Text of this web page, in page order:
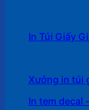
In Túi Giấy
Xưởng in túi
In tem decal